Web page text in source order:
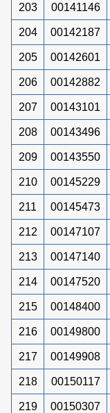
203 00141146
204 00142187
205 00142601
206 00142882
207 00143101
208 00143496
209 00143550
210 00145229
211 00145473
212 00147107
213 00147140
214 00147520
215 00148400
216 00149800
217 00149908
218 00150117
219 00150307